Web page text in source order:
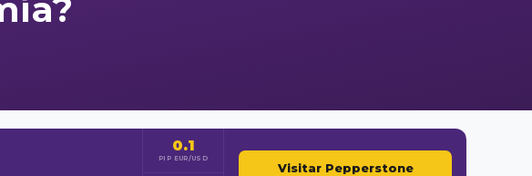
0.1
PIP EUR/USD
Visitar Pepperstone